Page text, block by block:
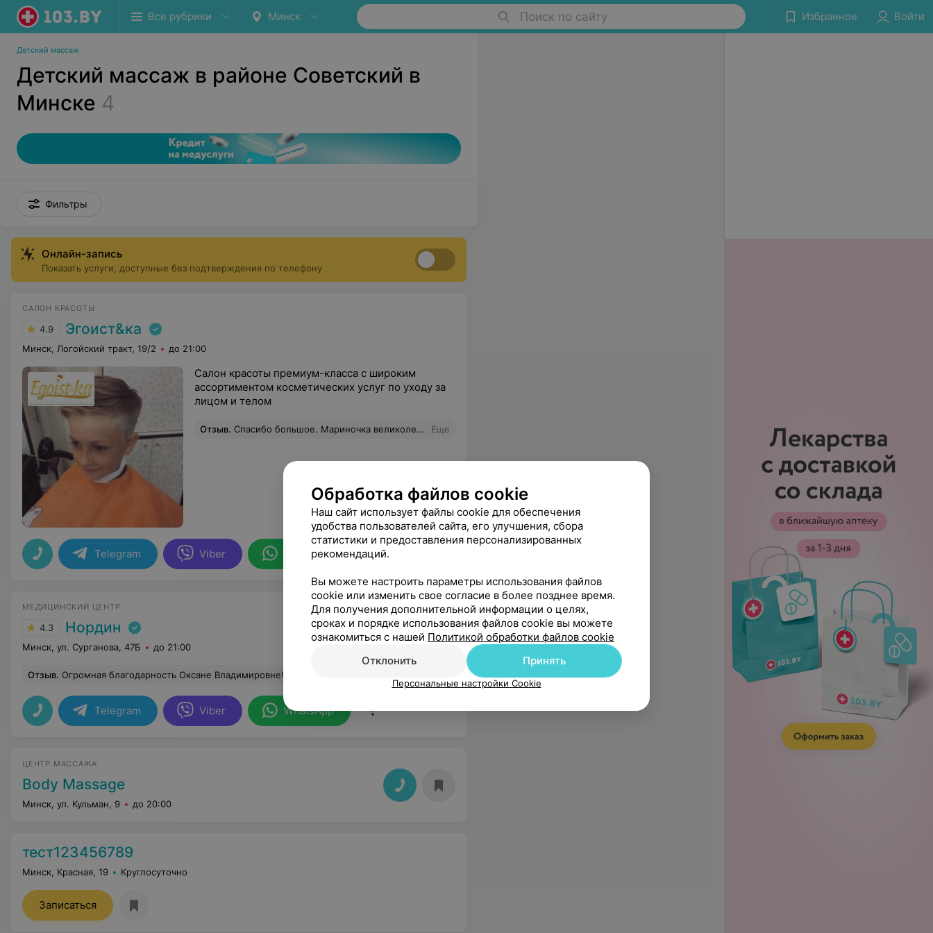
Все рубрики Минск Поиск по сайту Избранное Войти
Детский массаж
Детский массаж в районе Советский в
Минске 4
Фильтры
Онлайн-запись
Показать услуги, доступные без подтверждения по телефону
САЛОН КРАСОТЫ
4.9 Эгоист&ка
Минск, Логойский тракт, 19/2 до 21:00
Салон красоты премиум-класса с широким
ассортиментом косметических услуг по уходу за
лицом и телом
Отзыв. Спасибо большое. Мариночка великолепно справляется с блондинками. Еще
Telegram Viber WhatsApp
МЕДИЦИНСКИЙ ЦЕНТР
4.3 Нордин
Минск, ул. Сурганова, 47Б до 21:00
Отзыв. Огромная благодарность Оксане Владимировне! Были на консультации с сыном 8 лет! Ситуация у нас не стандартная и запутанная, но доктор дал все необходимые объснения, четко и грамотно ответила на вопросы! Очень здорово было объяснение действия препаратов и почему именно такая последовательность, что она даст и как будет влиять на состояние! Лечение проходит успешно, хотя уже опускались руки! Огромное спасибо за индивидуальных подход и профессионализм! Всем рекомендую !
Telegram Viber WhatsApp
ЦЕНТР МАССАЖА
Body Massage
Минск, ул. Кульман, 9 до 20:00
тест123456789
Минск, Красная, 19 Круглосуточно
Записаться
Обработка файлов cookie
Наш сайт использует файлы cookie для обеспечения
удобства пользователей сайта, его улучшения, сбора
статистики и предоставления персонализированных
рекомендаций.
Вы можете настроить параметры использования файлов
cookie или изменить свое согласие в более позднее время.
Для получения дополнительной информации о целях,
сроках и порядке использования файлов cookie вы можете
ознакомиться с нашей Политикой обработки файлов cookie
Отклонить
Принять
Персональные настройки Cookie